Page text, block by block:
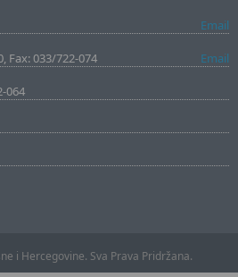
Email
Fax: 033/722-074
Email
064
i Hercegovine. Sva Prava Pridržana.